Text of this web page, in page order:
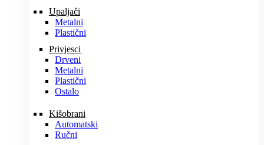
Upaljači
Metalni
Plastični
Privjesci
Drveni
Metalni
Plastični
Ostalo
Kišobrani
Automatski
Ručni